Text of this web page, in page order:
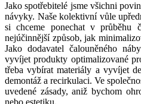
Jako spotřebitelé jsme všichni
návyky. Naše kolektivní vůle
si chceme ponechat v průběhu
nejúčinnější způsob, jak
Jako dodavatel čalouněného
vyvíjet produkty optimalizované
třeba vybírat materiály a vyvíjet
demontáž a recirkulaci. Ve
uvedené zásady, aniž bychom
nebo estetiku.